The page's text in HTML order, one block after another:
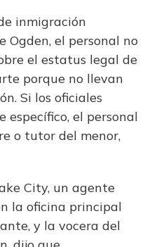
inmigración
Ogden, el personal no
el estatus legal de
porque no llevan
Si los oficiales
específico, el personal
o tutor del menor,
City, un agente
la oficina principal
y la vocera del